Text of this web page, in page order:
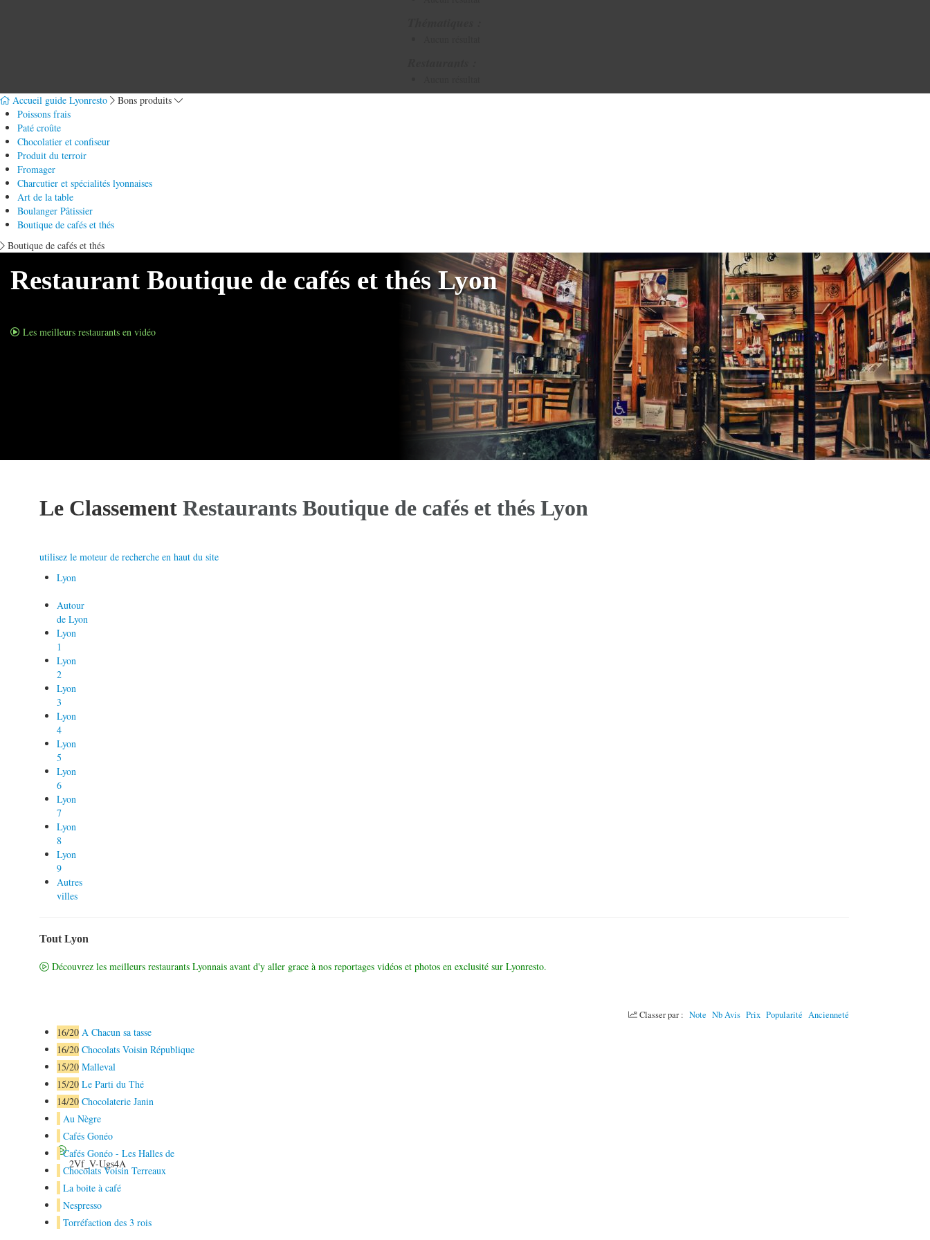
Accueil guide Lyonresto
Bons produits
Poissons frais
Paté croûte
Chocolatier et confiseur
Produit du terroir
Fromager
Charcutier et spécialités lyonnaises
Art de la table
Boulanger Pâtissier
Boutique de cafés et thés
Boutique de cafés et thés
Restaurant Boutique de cafés et thés Lyon
Les meilleurs restaurants en vidéo
Le Classement Restaurants Boutique de cafés et thés Lyon
utilisez le moteur de recherche en haut du site
Lyon
Autour
de Lyon
Lyon
1
Lyon
2
Lyon
3
Lyon
4
Lyon
5
Lyon
6
Lyon
7
Lyon
8
Lyon
9
Autres
villes
Tout Lyon
Découvrez les meilleurs restaurants Lyonnais avant d'y aller grace à nos reportages vidéos et photos en exclusité sur Lyonresto.
Classer par : Note Nb Avis Prix Popularité Ancienneté
16/20 A Chacun sa tasse
16/20 Chocolats Voisin République
15/20 Malleval
15/20 Le Parti du Thé
14/20 Chocolaterie Janin
Au Nègre
Cafés Gonéo
2Vf_V-Ugs4A
Cafés Gonéo - Les Halles de
Chocolats Voisin Terreaux
La boite à café
Nespresso
Torréfaction des 3 rois